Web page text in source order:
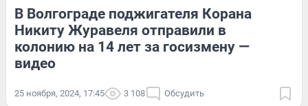
В Волгограде поджигателя Корана
Никиту Журавеля отправили в
колонию на 14 лет за госизмену —
видео
25 ноября, 2024, 17:45 3 108 Обсудить